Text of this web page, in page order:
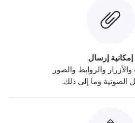
إمكانية إرسال
والروابط والصور
الصوتية وما إلى ذلك.